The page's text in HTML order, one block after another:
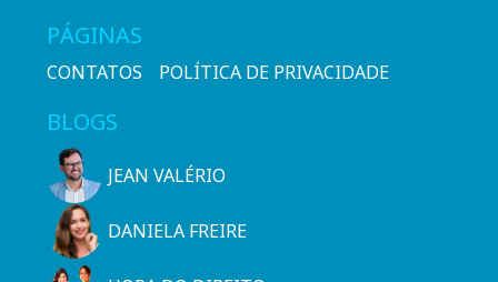
PÁGINAS
CONTATOS POLÍTICA DE PRIVACIDADE
BLOGS
JEAN VALÉRIO
DANIELA FREIRE